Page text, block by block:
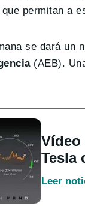
permitan a
se dará
(AEB).
Vídeo
Tesla
Leer